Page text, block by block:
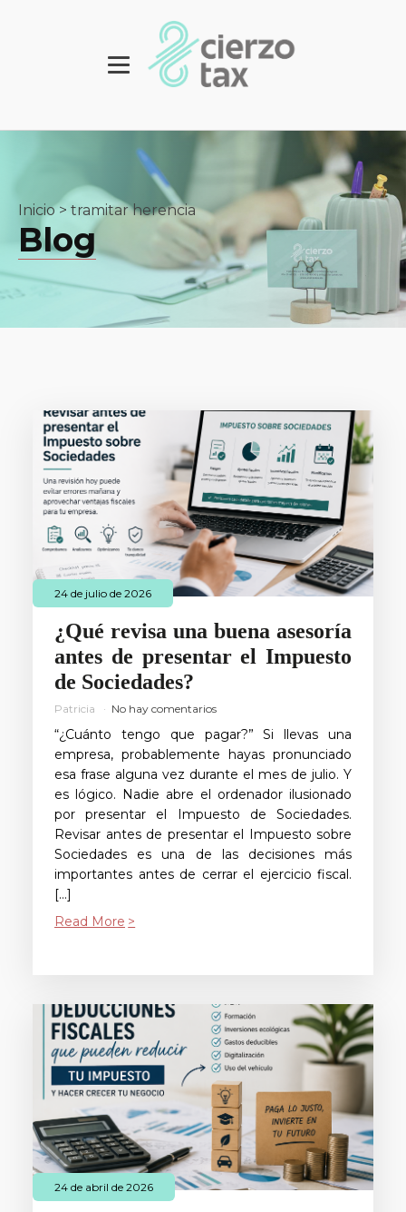
Inicio> tramitar herencia
Blog
24 de julio de 2026
¿Qué revisa una buena asesoría
antes de presentar el Impuesto
de Sociedades?
Patricia No hay comentarios
“¿Cuánto tengo que pagar?” Si llevas una
empresa, probablemente hayas pronunciado
esa frase alguna vez durante el mes de julio. Y
es lógico. Nadie abre el ordenador ilusionado
por presentar el Impuesto de Sociedades.
Revisar antes de presentar el Impuesto sobre
Sociedades es una de las decisiones más
importantes antes de cerrar el ejercicio fiscal.
[…]
Read More
24 de abril de 2026